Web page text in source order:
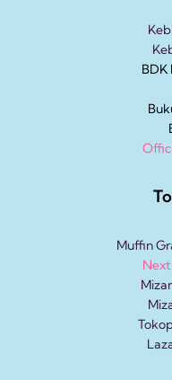
BDK
Muffin